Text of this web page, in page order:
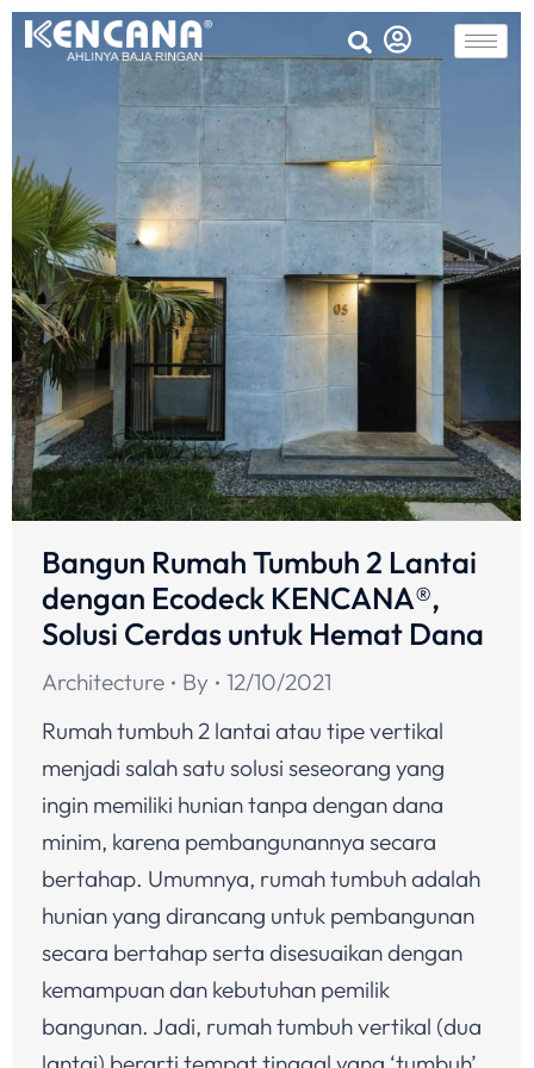
Bangun Rumah Tumbuh 2 Lantai
dengan Ecodeck KENCANA®,
Solusi Cerdas untuk Hemat Dana
Architecture By
12/10/2021
Rumah tumbuh 2 lantai atau tipe vertikal
menjadi salah satu solusi seseorang yang
ingin memiliki hunian tanpa dengan dana
minim, karena pembangunannya secara
bertahap. Umumnya, rumah tumbuh adalah
hunian yang dirancang untuk pembangunan
secara bertahap serta disesuaikan dengan
kemampuan dan kebutuhan pemilik
bangunan. Jadi, rumah tumbuh vertikal (dua